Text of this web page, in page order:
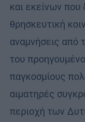
και εκείνων που
θρησκευτική
αναμνήσεις από
του
παγκοσμίους
αιματηρές
περιοχή των